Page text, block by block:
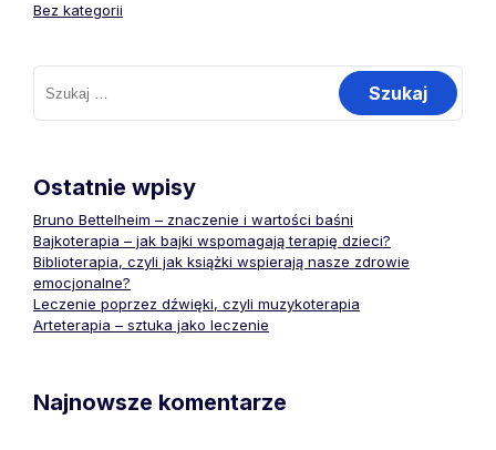
Bez kategorii
Szukaj:
Ostatnie wpisy
Bruno Bettelheim – znaczenie i wartości baśni
Bajkoterapia – jak bajki wspomagają terapię dzieci?
Biblioterapia, czyli jak książki wspierają nasze zdrowie
emocjonalne?
Leczenie poprzez dźwięki, czyli muzykoterapia
Arteterapia – sztuka jako leczenie
Najnowsze komentarze